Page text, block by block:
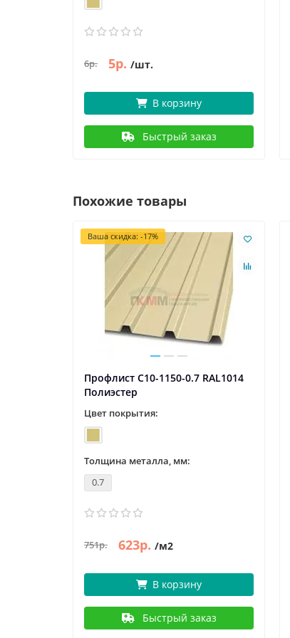
6р. 5р. /шт.
В корзину
Быстрый заказ
Похожие товары
Ваша скидка: -17%
Профлист С10-1150-0.7 RAL1014
Полиэстер
Цвет покрытия:
Толщина металла, мм:
0.7
751р. 623р. /м2
В корзину
Быстрый заказ